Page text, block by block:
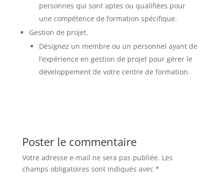
personnes qui sont aptes ou qualifiées pour
une compétence de formation spécifique.
Gestion de projet.
Désignez un membre ou un personnel ayant de
l’expérience en gestion de projet pour gérer le
développement de votre centre de formation.
Poster le commentaire
Votre adresse e-mail ne sera pas publiée. Les
champs obligatoires sont indiqués avec *